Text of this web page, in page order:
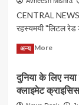
पाएगी
सरकारी
स्कूलों
तस्वीर?
में
भीषण
बच्चों
खिड़कियों
से
कूदकर
CENTRAL NEWS
रहस्यमयी "लिटल रेड
Read MoreRead
जेम्स
वेब
टेलीस्कोप
अन्य
दुनिया के लिए
क्लाइमेट क्राइसिस